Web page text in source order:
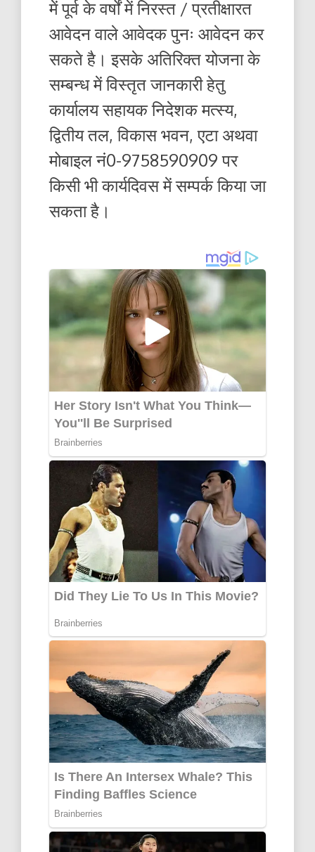
में पूर्व के वर्षों में निरस्त / प्रतीक्षारत
आवेदन वाले आवेदक पुनः आवेदन कर
सकते है। इसके अतिरिक्त योजना के
सम्बन्ध में विस्तृत जानकारी हेतु
कार्यालय सहायक निदेशक मत्स्य,
द्वितीय तल, विकास भवन, एटा अथवा
मोबाइल नं0-9758590909 पर
किसी भी कार्यदिवस में सम्पर्क किया जा
सकता है।